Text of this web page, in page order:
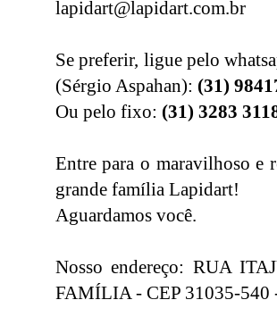
lapidart@lapidart.com.br
Se preferir, ligue pelo
(Sérgio Aspahan): (31)
Ou pelo fixo: (31) 3283
Entre para o maravilhoso e
grande família Lapidart!
Aguardamos você.
Nosso endereço: RUA
FAMÍLIA - CEP 31035-